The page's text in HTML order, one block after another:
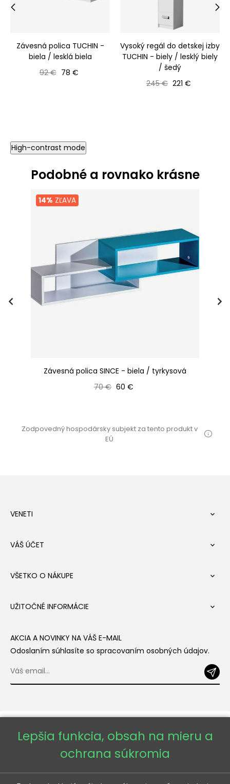
Závesná polica TUCHIN -
biela / lesklá biela
Bežná cena
92 € Cena
78 €
Vysoký regál do detskej izby
TUCHIN - biely / lesklý biely
/ šedý
Bežná cena
245 € Cena
221 €
High-contrast mode
Podobné a rovnako krásne
14% ZĽAVA
Závesná polica SINCE - biela / tyrkysová
Bežná cena
70 € Cena
60 €
Zodpovedný hospodársky subjekt za tento produkt v
EÚ
VENETI 
VÁŠ ÚČET 
VŠETKO O NÁKUPE 
UŽITOČNÉ INFORMÁCIE 
AKCIA A NOVINKY NA VÁŠ E-MAIL
Odoslaním súhlasíte so spracovaním osobných údajov.
Lepšia funkcia, obsah na mieru a
ochrana súkromia